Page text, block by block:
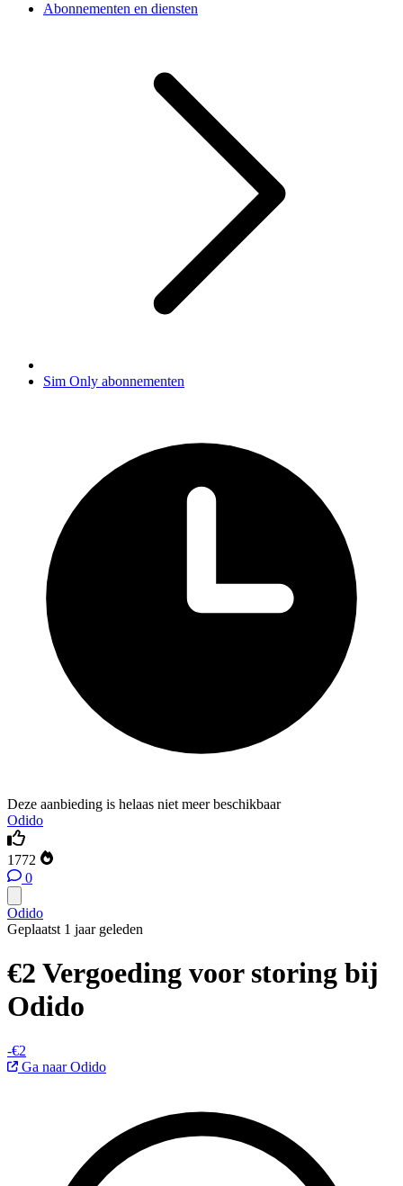
Abonnementen en diensten
Sim Only abonnementen
Deze aanbieding is helaas niet meer beschikbaar
Odido
1772
0
Odido
Geplaatst 1 jaar geleden
€2 Vergoeding voor storing bij
Odido
-€2
Ga naar Odido